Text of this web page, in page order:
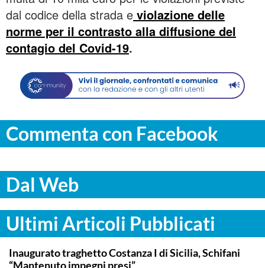
dal codice della strada e violazione delle
norme per il contrasto alla diffusione del
contagio del Covid-19.
Commenta con Facebook
Dal Web
Ultimi Articoli Pubblicati
ITALPRESS
Inaugurato traghetto Costanza I di Sicilia, Schifani
“Mantenuto impegni presi”